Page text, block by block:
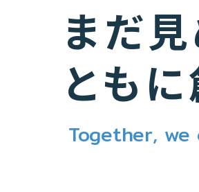
まだ見
とも
Together,